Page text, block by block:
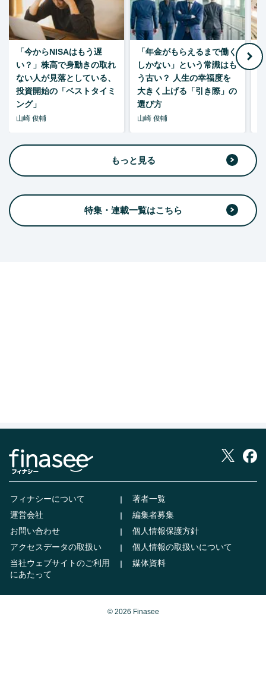
「今からNISAはもう遅
い？」株高で身動きの取れ
ない人が見落としている、
投資開始の「ベストタイミ
ング」
山崎 俊輔
「年金がもらえるまで働く
しかない」という常識はも
う古い？ 人生の幸福度を
大きく上げる「引き際」の
選び方
山崎 俊輔
もっと見る
特集・連載一覧はこちら
フィナシーについて
著者一覧
運営会社
編集者募集
お問い合わせ
個人情報保護方針
アクセスデータの取扱い
個人情報の取扱いについて
当社ウェブサイトのご利用
にあたって
媒体資料
© 2026 Finasee